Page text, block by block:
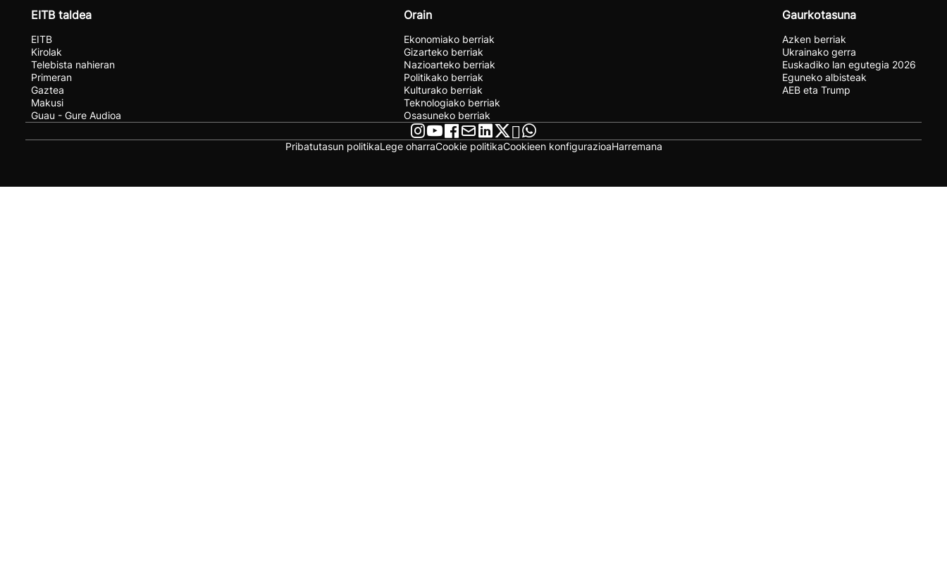
EITB taldea
EITB
Kirolak
Telebista nahieran
Primeran
Gaztea
Makusi
Guau - Gure Audioa
Orain
Ekonomiako berriak
Gizarteko berriak
Nazioarteko berriak
Politikako berriak
Kulturako berriak
Teknologiako berriak
Osasuneko berriak
Gaurkotasuna
Azken berriak
Ukrainako gerra
Euskadiko lan egutegia 2026
Eguneko albisteak
AEB eta Trump
Pribatutasun politikaLege oharraCookie politikaCookieen konfigurazioaHarremana